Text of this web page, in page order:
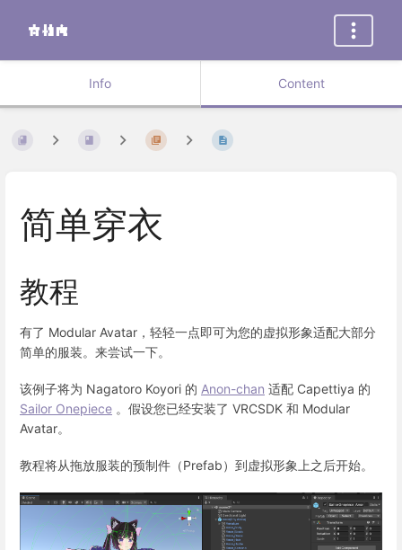
Info Content
简单穿衣
教程
有了 Modular Avatar，轻轻一点即可为您的虚拟形象适配大部分
简单的服装。来尝试一下。
该例子将为 Nagatoro Koyori 的 Anon-chan 适配 Capettiya 的
Sailor Onepiece 。假设您已经安装了 VRCSDK 和 Modular
Avatar。
教程将从拖放服装的预制件（Prefab）到虚拟形象上之后开始。